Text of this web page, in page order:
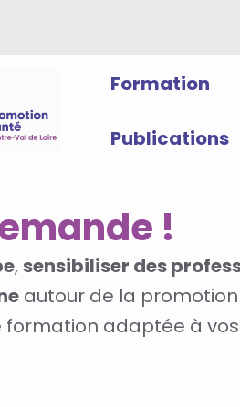
Formation
Publications
!
,sensibiliser des
autour de la
formation adaptée à